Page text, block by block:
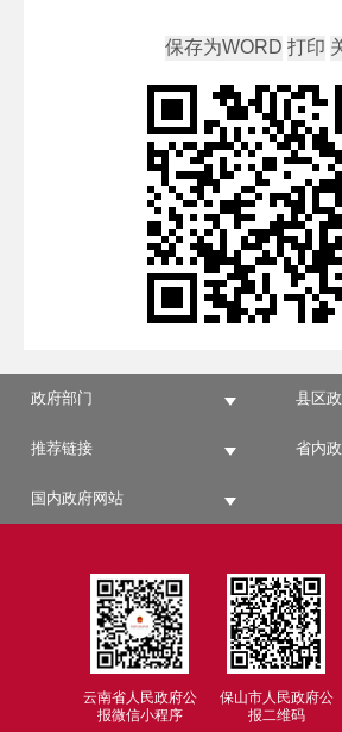
政府部门 县区
推荐链接 省内
国内政府网站
云南省人民政府公
报微信小程序
保山市人民政府公
报二维码